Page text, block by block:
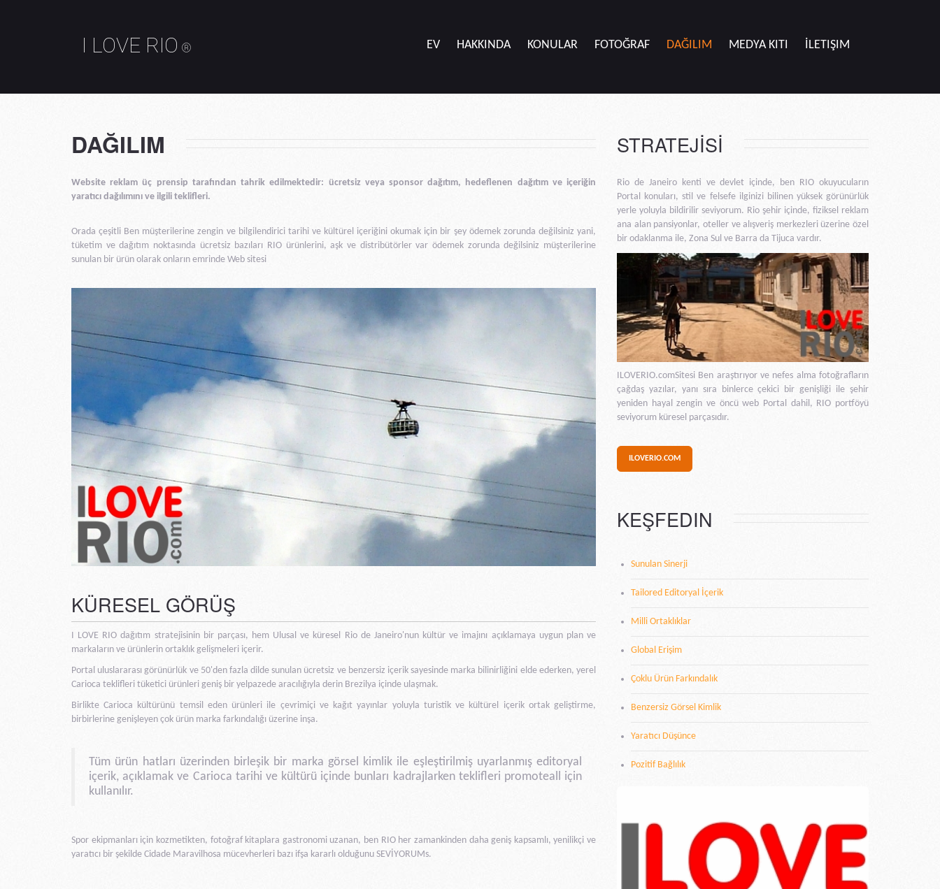
I LOVE RIO ® EV HAKKINDA KONULAR FOTOĞRAF DAĞILIM MEDYA KITI İLETIŞIM
DAĞILIM
Website reklam üç prensip tarafından tahrik edilmektedir: ücretsiz veya sponsor dağıtım, hedeflenen dağıtım ve içeriğin
yaratıcı dağılımını ve ilgili teklifleri.
Orada çeşitli Ben müşterilerine zengin ve bilgilendirici tarihi ve kültürel içeriğini okumak için bir şey ödemek zorunda değilsiniz yani,
tüketim ve dağıtım noktasında ücretsiz bazıları RIO ürünlerini, aşk ve distribütörler var ödemek zorunda değilsiniz müşterilerine
sunulan bir ürün olarak onların emrinde Web sitesi
KÜRESEL GÖRÜŞ
I LOVE RIO dağıtım stratejisinin bir parçası, hem Ulusal ve küresel Rio de Janeiro'nun kültür ve imajını açıklamaya uygun plan ve
markaların ve ürünlerin ortaklık gelişmeleri içerir.
Portal uluslararası görünürlük ve 50'den fazla dilde sunulan ücretsiz ve benzersiz içerik sayesinde marka bilinirliğini elde ederken, yerel
Carioca teklifleri tüketici ürünleri geniş bir yelpazede aracılığıyla derin Brezilya içinde ulaşmak.
Birlikte Carioca kültürünü temsil eden ürünleri ile çevrimiçi ve kağıt yayınlar yoluyla turistik ve kültürel içerik ortak geliştirme,
birbirlerine genişleyen çok ürün marka farkındalığı üzerine inşa.
Tüm ürün hatları üzerinden birleşik bir marka görsel kimlik ile eşleştirilmiş uyarlanmış editoryal
içerik, açıklamak ve Carioca tarihi ve kültürü içinde bunları kadrajlarken teklifleri promoteall için
kullanılır.
Spor ekipmanları için kozmetikten, fotoğraf kitaplara gastronomi uzanan, ben RIO her zamankinden daha geniş kapsamlı, yenilikçi ve
yaratıcı bir şekilde Cidade Maravilhosa mücevherleri bazı ifşa kararlı olduğunu SEVİYORUMs.
STRATEJİSİ
Rio de Janeiro kenti ve devlet içinde, ben RIO okuyucuların
Portal konuları, stil ve felsefe ilginizi bilinen yüksek görünürlük
yerle yoluyla bildirilir seviyorum. Rio şehir içinde, fiziksel reklam
ana alan pansiyonlar, oteller ve alışveriş merkezleri üzerine özel
bir odaklanma ile, Zona Sul ve Barra da Tijuca vardır.
ILOVERIO.comSitesi Ben araştırıyor ve nefes alma fotoğrafların
çağdaş yazılar, yanı sıra binlerce çekici bir genişliği ile şehir
yeniden hayal zengin ve öncü web Portal dahil, RIO portföyü
seviyorum küresel parçasıdır.
ILOVERIO.COM
KEŞFEDIN
Sunulan Sinerji
Tailored Editoryal İçerik
Milli Ortaklıklar
Global Erişim
Çoklu Ürün Farkındalık
Benzersiz Görsel Kimlik
Yaratıcı Düşünce
Pozitif Bağlılık